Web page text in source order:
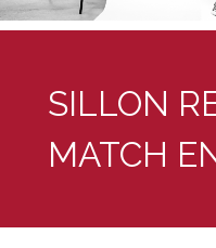
SILLON
MATCH